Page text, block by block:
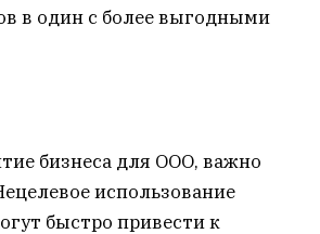
в один с более выгодными
бизнеса для ООО, важно
использование
быстро привести к